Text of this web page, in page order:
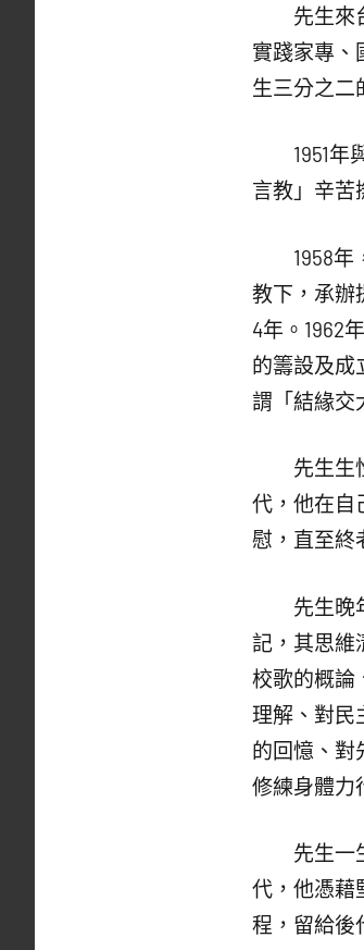
先生來台
實踐家專、
生三分之二
1951年與
言教」辛苦
1958年，
教下，承辦
4年。1962
的籌設及成
謂「結緣交
先生生性
代，他在自
慰，直至終
先生晚年
記，其思維
校歌的概論
理解、對民
的回憶、對
修練身體力
先生一生
代，他憑藉
程，留給後